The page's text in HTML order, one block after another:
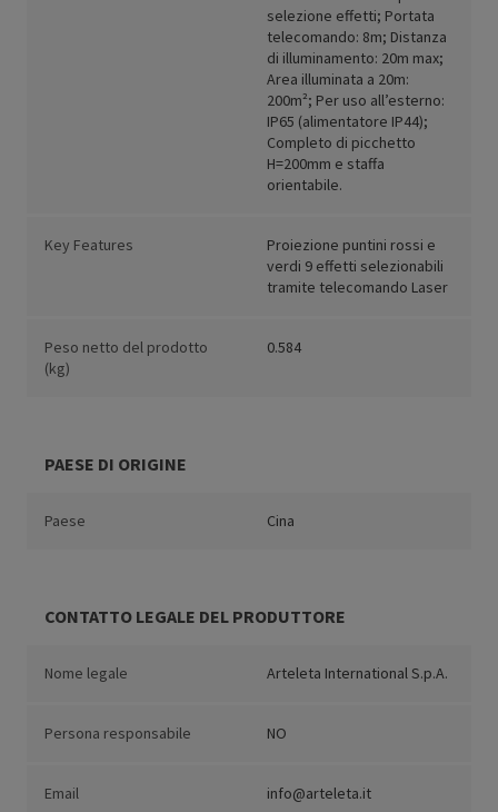
selezione effetti; Portata
telecomando: 8m; Distanza
di illuminamento: 20m max;
Area illuminata a 20m:
200m²; Per uso all’esterno:
IP65 (alimentatore IP44);
Completo di picchetto
H=200mm e staffa
orientabile.
Key Features
Proiezione puntini rossi e
verdi 9 effetti selezionabili
tramite telecomando Laser
Peso netto del prodotto
(kg)
0.584
PAESE DI ORIGINE
Paese Cina
CONTATTO LEGALE DEL PRODUTTORE
Nome legale Arteleta International S.p.A.
Persona responsabile NO
Email info@arteleta.it